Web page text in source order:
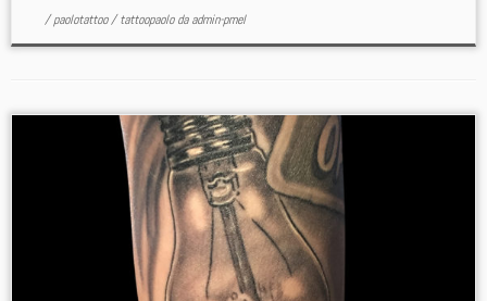
/paolotattoo/tattoopaolodaadmin-pmel